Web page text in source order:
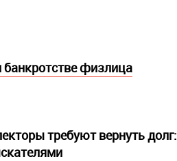
физлица
требуют вернуть долг: